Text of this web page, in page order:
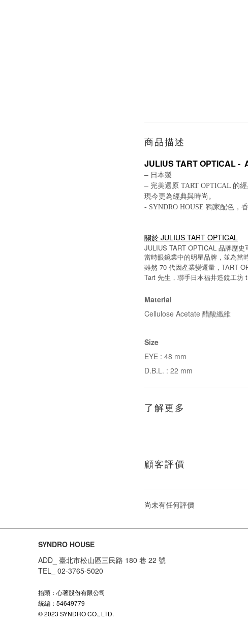
商品描述
JULIUS TART OPTICAL -
– 日本製
– 完美還原 TART OPTICAL 的
現今更為經典與時尚。
- SYNDRO HOUSE 獨家配色，
關於 JULIUS TART OPTICAL
JULIUS TART OPTICAL 品牌歷史
當時眼鏡業中的明星品牌，並為當
雖然 70 代因產業變遷量， TART
Tart 先生，聯手日本福井造鏡工坊
Material
Cellulose Acetate 醋酸纖維
Size
EYE : 48 mm
D.B.L. : 22 mm
了解更多
顧客評價
尚未有任何評價
SYNDRO HOUSE
ADD_ 臺北市松山區三民路 180 巷 22 號
TEL_ 02-3765-5020
抬頭：心著股份有限公司
統編：54649779
© 2023 SYNDRO CO., LTD.